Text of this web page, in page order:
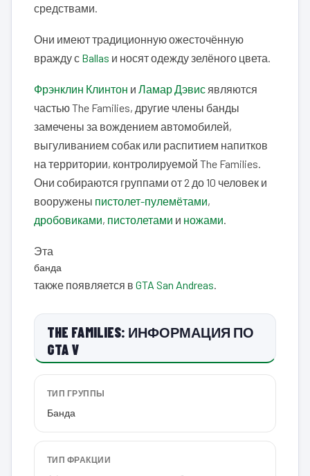
средствами.
Они имеют традиционную ожесточённую
вражду с Ballas и носят одежду зелёного цвета.
Фрэнклин Клинтон и Ламар Дэвис являются
частью The Families, другие члены банды
замечены за вождением автомобилей,
выгуливанием собак или распитием напитков
на территории, контролируемой The Families.
Они собираются группами от 2 до 10 человек и
вооружены пистолет-пулемётами,
дробовиками, пистолетами и ножами.
Эта
банда
также появляется в GTA San Andreas.
THE FAMILIES: ИНФОРМАЦИЯ ПО
GTA V
ТИП ГРУППЫ
Банда
ТИП ФРАКЦИИ